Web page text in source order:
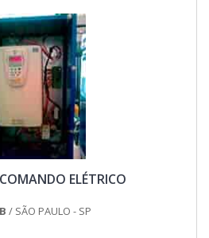
ELÉTRICO
/ SÃO PAULO - SP